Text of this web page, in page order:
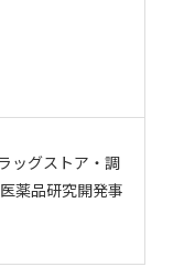
ッグストア・調
薬品研究開発事